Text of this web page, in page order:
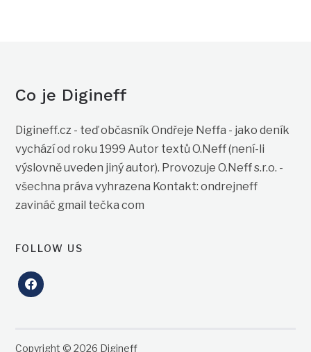
Co je Digineff
Digineff.cz - teď občasník Ondřeje Neffa - jako deník
vychází od roku 1999 Autor textů O.Neff (není-li
výslovně uveden jiný autor). Provozuje O.Neff s.r.o. -
všechna práva vyhrazena Kontakt: ondrejneff
zavináč gmail tečka com
FOLLOW US
facebook
Copyright © 2026 Digineff